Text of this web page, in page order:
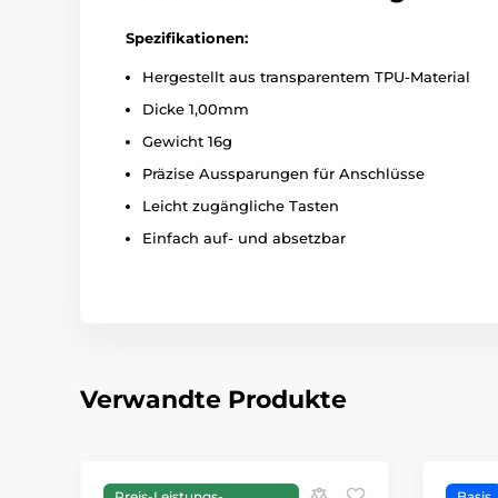
Spezifikationen:
Hergestellt aus transparentem TPU-Material
Dicke 1,00mm
Gewicht 16g
Präzise Aussparungen für Anschlüsse
Leicht zugängliche Tasten
Einfach auf- und absetzbar
Verwandte Produkte